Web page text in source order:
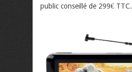
public conseillé de 299€ TTC.